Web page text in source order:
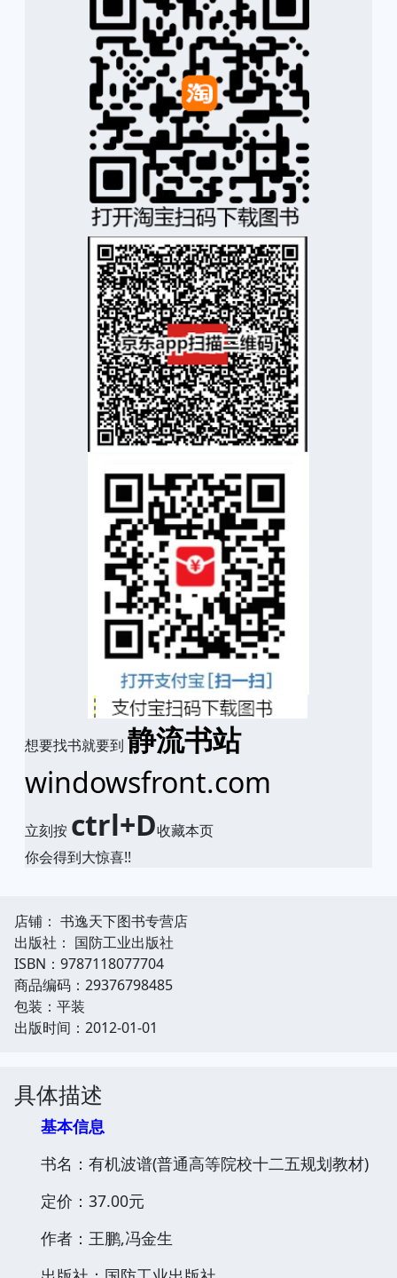
想要找书就要到 静流书站
windowsfront.com
立刻按 ctrl+D收藏本页
你会得到大惊喜!!
店铺： 书逸天下图书专营店
出版社： 国防工业出版社
ISBN：9787118077704
商品编码：29376798485
包装：平装
出版时间：2012-01-01
具体描述
基本信息
书名：有机波谱(普通高等院校十二五规划教材)
定价：37.00元
作者：王鹏,冯金生